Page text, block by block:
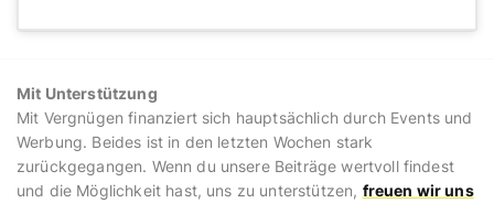
Mit Unterstützung
Mit Vergnügen finanziert sich hauptsächlich durch Events und
Werbung. Beides ist in den letzten Wochen stark
zurückgegangen. Wenn du unsere Beiträge wertvoll findest
und die Möglichkeit hast, uns zu unterstützen, freuen wir uns